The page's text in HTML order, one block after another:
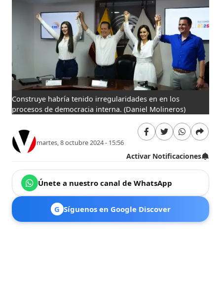
Construye habría tenido irregularidades en en los
procesos de democracia interna.(Daniel Molineros)
martes, 8 octubre 2024 - 15:56
Activar Notificaciones
Únete a nuestro canal de WhatsApp
G Síguenos en Google Discover